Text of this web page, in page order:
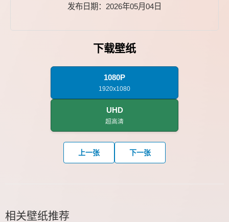
发布日期：2026年05月04日
下载壁纸
1080P
1920x1080
UHD
超高清
上一张 下一张
相关壁纸推荐